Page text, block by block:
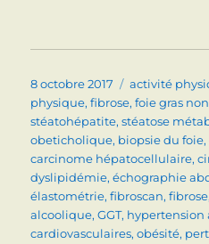
Publié
le
8 octobre 2017 Catégories
activité
physique,fibrose,foie gras
stéatohépatite,stéatose
obeticholique, biopsie du foie,
carcinome hépatocellulaire,
dyslipidémie,échographie
élastométrie,fibroscan,fibrose
alcoolique,GGT, hypertension
cardiovasculaires,obésité,